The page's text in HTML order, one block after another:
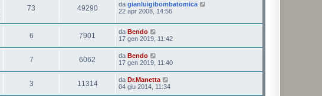
73 49290 da gianluigibombatomica
22 apr 2008, 14:56
6 7901 da Bendo
17 gen 2019, 11:42
7 6062 da Bendo
17 gen 2019, 11:40
3 11314 da Dr.Manetta
04 giu 2014, 11:34